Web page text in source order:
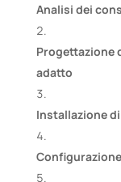
Analisi dei
Progettazione
adatto
Installazione